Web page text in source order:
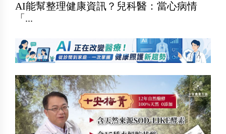
AI能幫整理健康資訊？兒科醫：當心病情
「...